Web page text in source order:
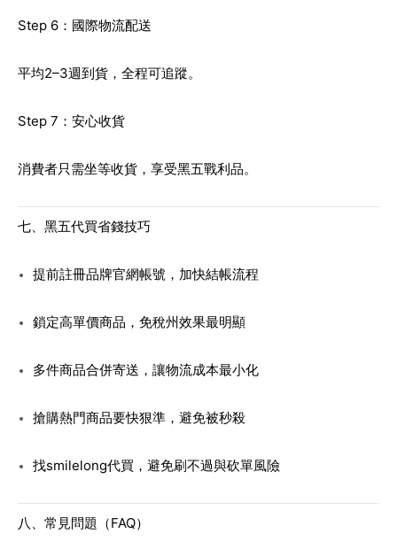
Step 6：國際物流配送
平均2–3週到貨，全程可追蹤。
Step 7：安心收貨
消費者只需坐等收貨，享受黑五戰利品。
七、 黑五代買省錢技巧
提前註冊品牌官網帳號，加快結帳流程
鎖定高單價商品，免稅州效果最明顯
多件商品合併寄送，讓物流成本最小化
搶購熱門商品要快狠準，避免被秒殺
找smilelong代買，避免刷不過與砍單風險
八、常見問題（FAQ）